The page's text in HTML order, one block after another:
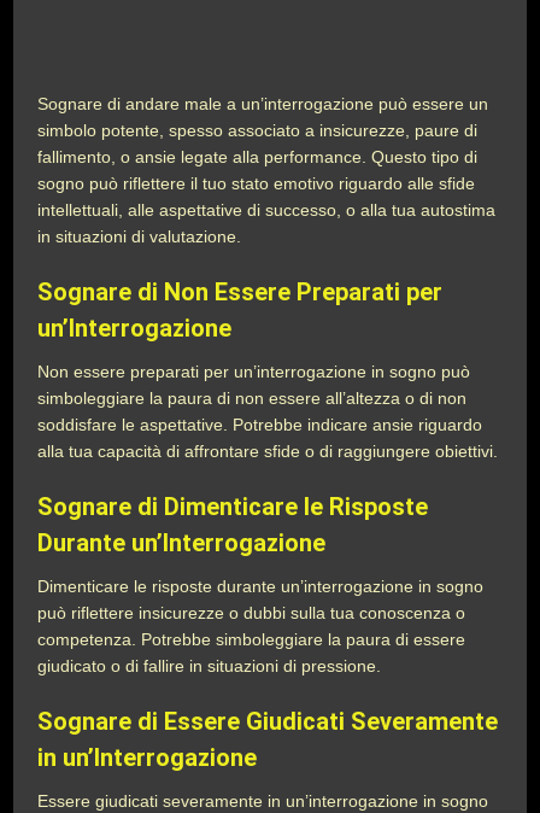
Sognare di andare male a un’interrogazione può essere un
simbolo potente, spesso associato a insicurezze, paure di
fallimento, o ansie legate alla performance. Questo tipo di
sogno può riflettere il tuo stato emotivo riguardo alle sfide
intellettuali, alle aspettative di successo, o alla tua autostima
in situazioni di valutazione.
Sognare di Non Essere Preparati per
un’Interrogazione
Non essere preparati per un’interrogazione in sogno può
simboleggiare la paura di non essere all’altezza o di non
soddisfare le aspettative. Potrebbe indicare ansie riguardo
alla tua capacità di affrontare sfide o di raggiungere obiettivi.
Sognare di Dimenticare le Risposte
Durante un’Interrogazione
Dimenticare le risposte durante un’interrogazione in sogno
può riflettere insicurezze o dubbi sulla tua conoscenza o
competenza. Potrebbe simboleggiare la paura di essere
giudicato o di fallire in situazioni di pressione.
Sognare di Essere Giudicati Severamente
in un’Interrogazione
Essere giudicati severamente in un’interrogazione in sogno